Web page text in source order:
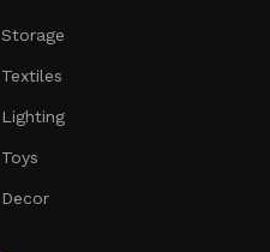
Storage
Textiles
Lighting
Toys
Decor